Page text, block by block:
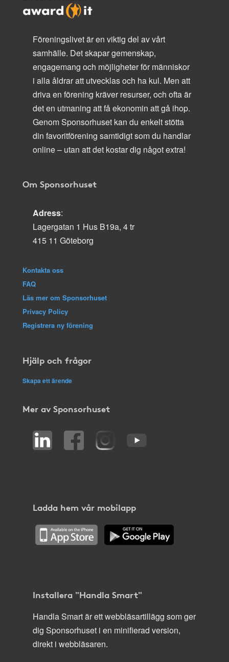
Föreningslivet är en viktig del av vårt
samhälle. Det skapar gemenskap,
engagemang och möjligheter för människor
i alla åldrar att utvecklas och ha kul. Men att
driva en förening kräver resurser, och ofta är
det en utmaning att få ekonomin att gå ihop.
Genom Sponsorhuset kan du enkelt stötta
din favoritförening samtidigt som du handlar
online – utan att det kostar dig något extra!
Om Sponsorhuset
Adress:
Lagergatan 1 Hus B19a, 4 tr
415 11 Göteborg
Kontakta oss
FAQ
Läs mer om Sponsorhuset
Privacy Policy
Registrera ny förening
Hjälp och frågor
Skapa ett ärende
Mer av Sponsorhuset
Ladda hem vår mobilapp
Installera "Handla Smart"
Handla Smart är ett webbläsartillägg som ger
dig Sponsorhuset i en minifierad version,
direkt i webbläsaren.